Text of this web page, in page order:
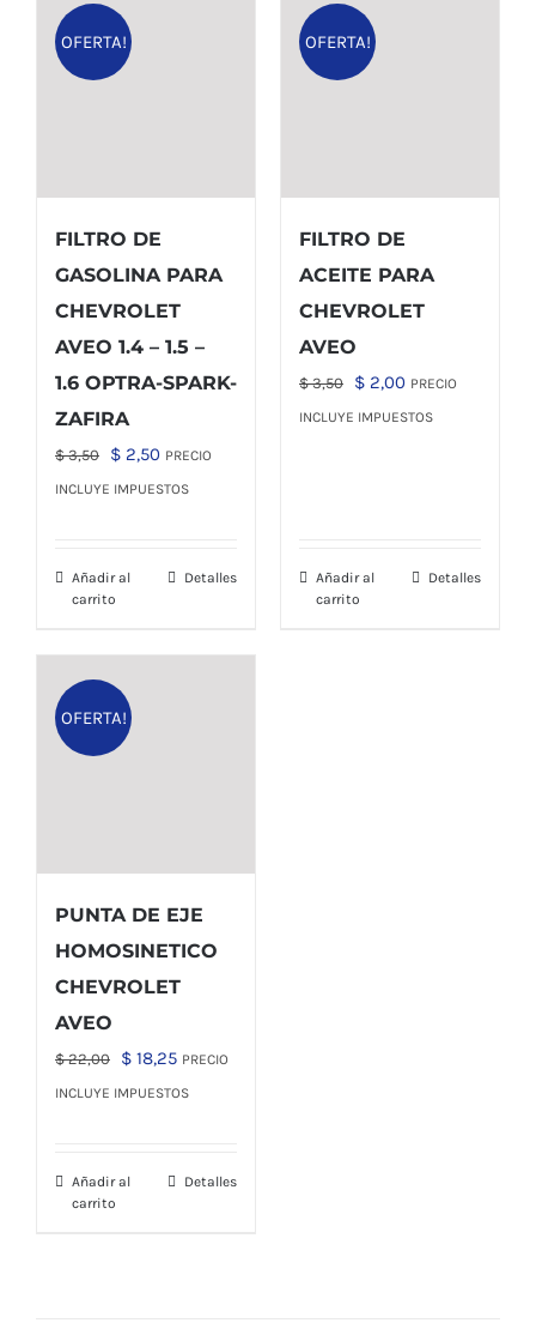
OFERTA!
FILTRO DE
GASOLINA PARA
CHEVROLET
AVEO 1.4 – 1.5 –
1.6 OPTRA-SPARK-
ZAFIRA
$3,50
El
precio
$ 3,50.
$ 2,50El
precio
$ 2,50.
PRECIO
INCLUYE IMPUESTOS
Añadir al
carrito
Detalles
OFERTA!
FILTRO DE
ACEITE PARA
CHEVROLET
AVEO
$3,50
El
precio
$ 2,00El
precio
PRECIO
INCLUYE IMPUESTOS
Añadir al
carrito
Detalles
OFERTA!
PUNTA DE EJE
HOMOSINETICO
CHEVROLET
AVEO
$22,00
El
precio
$ 22,00.
$ 18,25El
precio
$ 18,25.
PRECIO
INCLUYE IMPUESTOS
Añadir al
carrito
Detalles